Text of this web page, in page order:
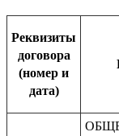
Реквизиты
договора
(номер и
дата)